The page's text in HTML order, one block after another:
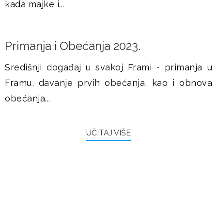
kada majke i...
Primanja i Obećanja 2023.
Središnji događaj u svakoj Frami - primanja u
Framu, davanje prvih obećanja, kao i obnova
obećanja...
UČITAJ VIŠE